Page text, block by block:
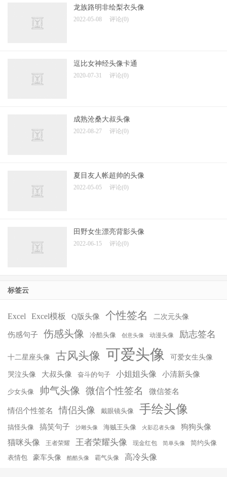
龙族路明非绘梨衣头像
2022-05-08 评论(0)
逗比女神经头像卡通
2020-07-31 评论(0)
成熟沧桑大叔头像
2022-08-27 评论(0)
夏目友人帐超帅的头像
2022-05-05 评论(0)
田野女生漂亮背影头像
2022-06-15 评论(0)
标签云
Excel Excel模板 Q版头像 个性签名 二次元头像
伤感句子 伤感头像 冷酷头像 创意头像 动漫头像 励志签名
十二星座头像 古风头像 可爱头像 可爱女生头像
哭泣头像 大叔头像 奋斗的句子 小姐姐头像 小清新头像
少女头像 帅气头像 微信个性签名 微信签名
情侣个性签名 情侣头像 戴眼镜头像 手绘头像
搞怪头像 搞笑句子 沙雕头像 海贼王头像 火影忍者头像 狗狗头像
猫咪头像 王者荣耀 王者荣耀头像 现金红包 简单头像 简约头像
表情包 豪车头像 酷酷头像 霸气头像 高冷头像